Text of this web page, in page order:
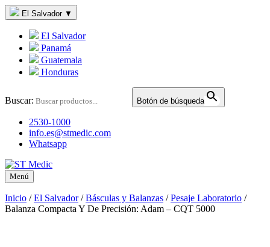
El Salvador ▼
El Salvador
Panamá
Guatemala
Honduras
Buscar: Botón de búsqueda
2530-1000
info.es@stmedic.com
Whatsapp
Menú
Inicio /El Salvador/Básculas y Balanzas /Pesaje Laboratorio /
Balanza Compacta Y De Precisión: Adam – CQT 5000